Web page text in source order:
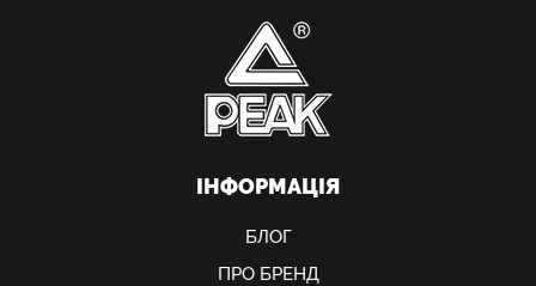
ІНФОРМАЦІЯ
БЛОГ
ПРО БРЕНД